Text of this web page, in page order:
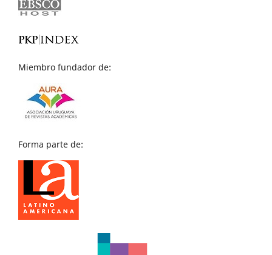
Miembro fundador de:
Forma parte de: